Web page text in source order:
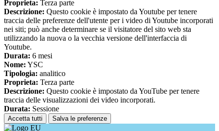
Proprieta: Terza parte
Descrizione: Questo cookie è impostato da Youtube per tenere
traccia delle preferenze dell'utente per i video di Youtube incorporati
nei siti; può anche determinare se il visitatore del sito web sta
utilizzando la nuova o la vecchia versione dell'interfaccia di
Youtube.
Durata: 6 mesi
Nome: YSC
Tipologia: analitico
Proprieta: Terza parte
Descrizione: Questo cookie è impostato da YouTube per tenere
traccia delle visualizzazioni dei video incorporati.
Durata: Sessione
Accetta tutti Salva le preferenze